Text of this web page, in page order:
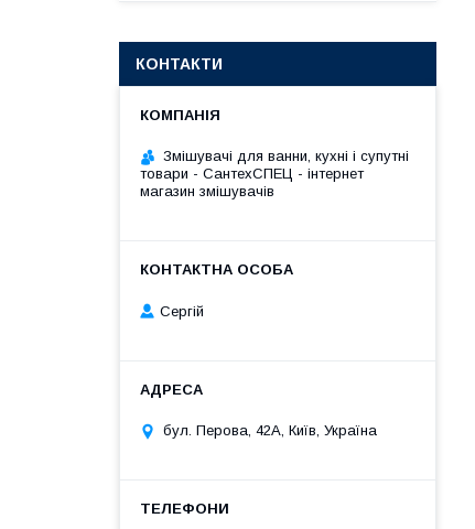
КОНТАКТИ
Змішувачі для ванни, кухні і супутні
товари - СантехСПЕЦ - інтернет
магазин змішувачів
Сергій
бул. Перова, 42А, Київ, Україна